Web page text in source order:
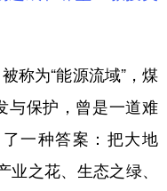
称为“能源流域”，煤
与保护，曾是一道难
一种答案：把大地
业之花、生态之绿、